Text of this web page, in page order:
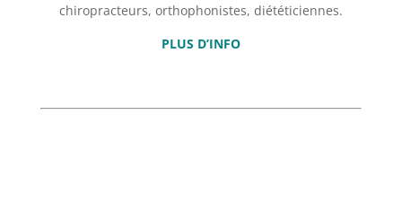
chiropracteurs, orthophonistes, diététiciennes.
PLUS D’INFO